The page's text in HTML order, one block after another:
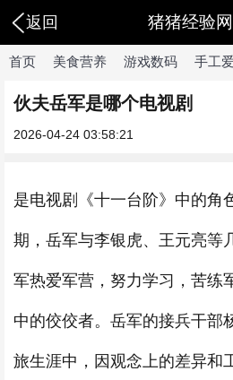
返回 猪猪经验网
首页 美食营养 游戏数码 手工
伙夫岳军是哪个电视剧
2026-04-24 03:58:21
是电视剧《十一台阶》中的角
期，岳军与李银虎、王元亮等
军热爱军营，努力学习，苦练
中的佼佼者。岳军的接兵干部
旅生涯中，因观念上的差异和